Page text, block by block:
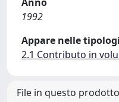
1992
Appare nelle
2.1 Contributo in
File in questo